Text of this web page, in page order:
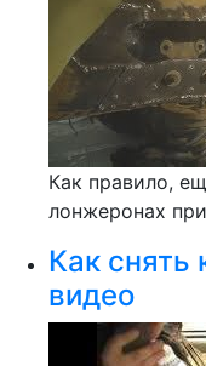
Как правило,
лонжеронах
Как снять
видео